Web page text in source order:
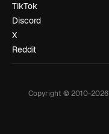
TikTok
Discord
X
Reddit
Copyright © 2010-2026